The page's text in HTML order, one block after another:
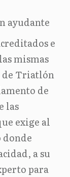
ayudante
e
mismas
de Triatlón
de
las
exige al
a su
para